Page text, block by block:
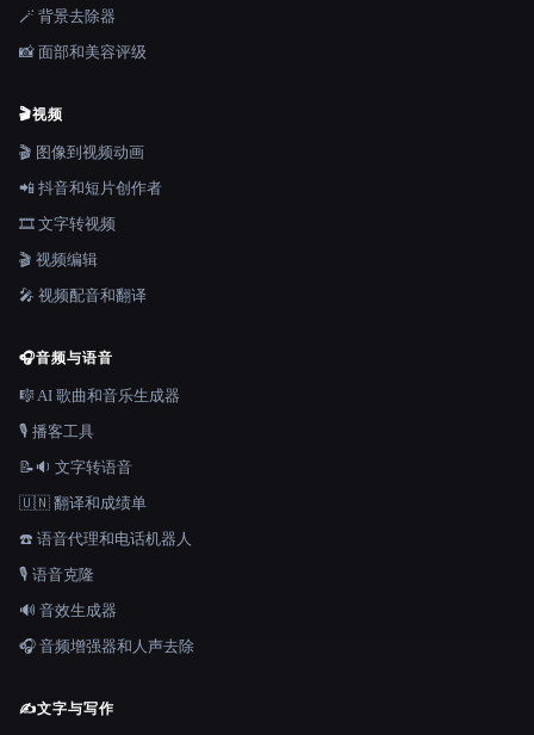
🪄 背景去除器
📸 面部和美容评级
🎬视频
🎬 图像到视频动画
📲 抖音和短片创作者
🎞️ 文字转视频
🎬 视频编辑
🎤 视频配音和翻译
🎧音频与语音
🎼 AI 歌曲和音乐生成器
🎙️ 播客工具
📝🔉 文字转语音
🇺🇳 翻译和成绩单
☎️ 语音代理和电话机器人
🎙️ 语音克隆
🔊 音效生成器
🎧 音频增强器和人声去除
✍️文字与写作